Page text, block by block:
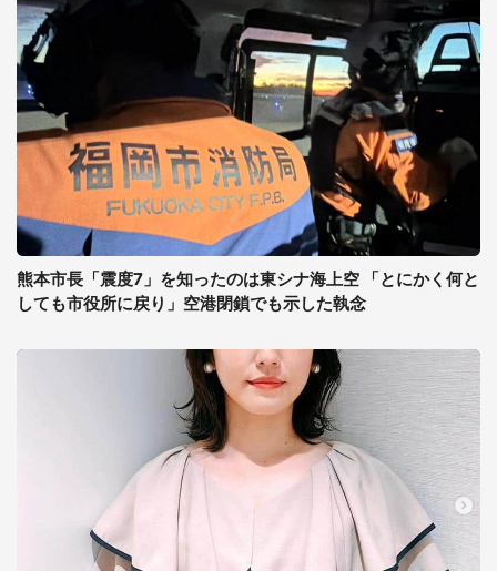
熊本市長「震度7」を知ったのは東シナ海上空 「とにかく何と
しても市役所に戻り」空港閉鎖でも示した執念